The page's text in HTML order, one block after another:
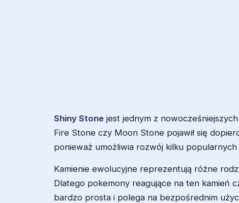
Shiny Stone jest jednym z
Fire Stone czy Moon Stone pojawił się
ponieważ umożliwia rozwój kilku
Kamienie ewolucyjne reprezentują różne
Dlatego pokemony reagujące na ten kamień
bardzo prosta i polega na bezpośrednim